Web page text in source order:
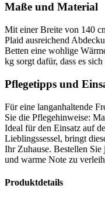
Maße und Material
Mit einer Breite von 140
Plaid ausreichend
Betten eine wohlige
kg sorgt dafür, dass es
Pflegetipps und
Für eine langanhaltende
Sie die Pflegehinweise:
Ideal für den Einsatz auf
Lieblingssessel, bringt
Ihr Zuhause. Bestellen
und warme Note zu
Produktdetails